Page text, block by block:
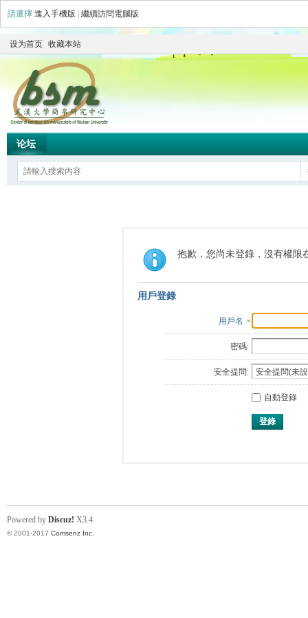
請選擇 進入手機版 繼續訪問電腦版
设为首页 收藏本站
论坛
抱歉，您尚未登錄，沒有權限
用戶登錄
用戶名
密碼:
安全提問:
自動登錄
登錄
Powered by Discuz! X3.4
© 2001-2017 Comsenz Inc.